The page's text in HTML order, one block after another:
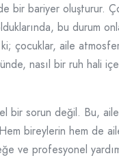
bir bariyer oluşturur.
bu durum
çocuklar, aile
nasıl bir ruh hali
bir sorun değil. Bu,
bireylerin hem de
ve profesyonel